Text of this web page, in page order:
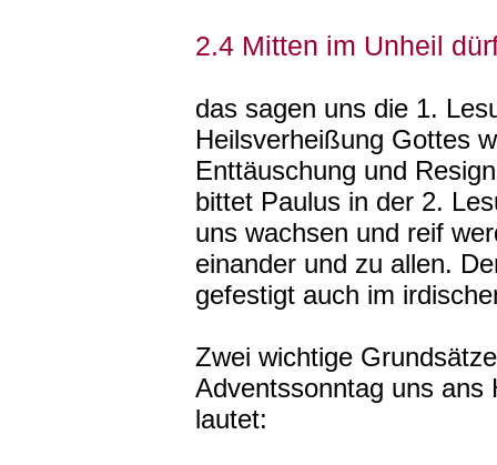
2.4 Mitten im Unheil
das sagen uns die 1.
Heilsverheißung Gottes
Enttäuschung und
bittet Paulus in der 2.
uns wachsen und reif
einander und zu allen.
gefestigt auch im
Zwei wichtige
Adventssonntag uns
lautet: